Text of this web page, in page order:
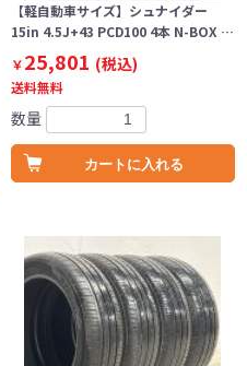
【軽自動車サイズ】シュナイダー
15in 4.5J+43 PCD100 4本 N-BOX …
￥25,801 (税込)
送料無料
数量
カートに入れる